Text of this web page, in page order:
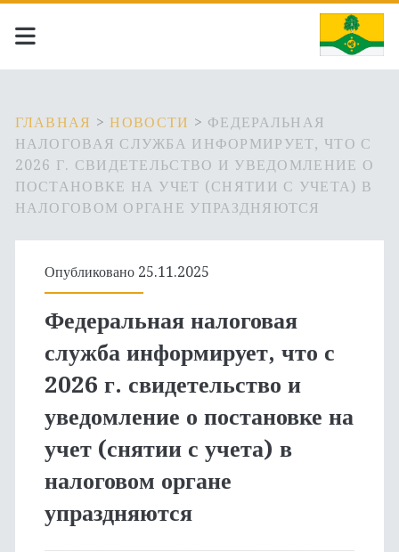
ГЛАВНАЯ >НОВОСТИ > ФЕДЕРАЛЬНАЯ
НАЛОГОВАЯ СЛУЖБА ИНФОРМИРУЕТ, ЧТО С
2026 Г. СВИДЕТЕЛЬСТВО И УВЕДОМЛЕНИЕ О
ПОСТАНОВКЕ НА УЧЕТ (СНЯТИИ С УЧЕТА) В
НАЛОГОВОМ ОРГАНЕ УПРАЗДНЯЮТСЯ
Опубликовано 25.11.2025
Федеральная налоговая
служба информирует, что с
2026 г. свидетельство и
уведомление о постановке на
учет (снятии с учета) в
налоговом органе
упраздняются